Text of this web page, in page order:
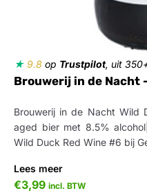
★ 9.8 op Trustpilot, uit
Brouwerij in de Nacht
Brouwerij in de Nacht Wild
aged bier met 8.5%
Wild Duck Red Wine #6 bij
Lees meer
€3,99 incl. BTW